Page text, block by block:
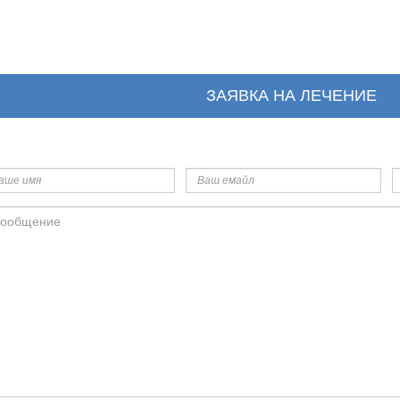
ЗАЯВКА НА ЛЕЧЕНИЕ
емайл